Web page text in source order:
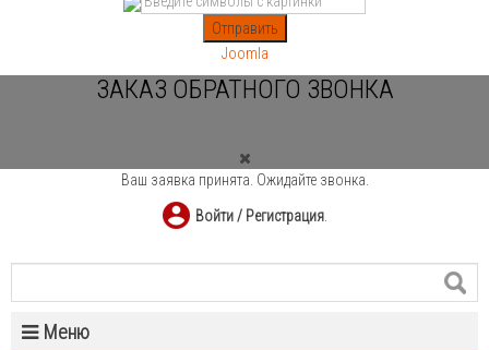
Отправить
Joomla
ЗАКАЗ ОБРАТНОГО ЗВОНКА
Ваш заявка принята. Ожидайте звонка.
Войти / Регистрация.
Меню